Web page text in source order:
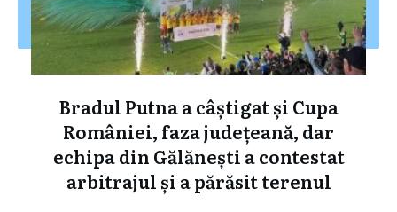
Bradul Putna a câștigat și Cupa
României, faza județeană, dar
echipa din Gălănești a contestat
arbitrajul și a părăsit terenul